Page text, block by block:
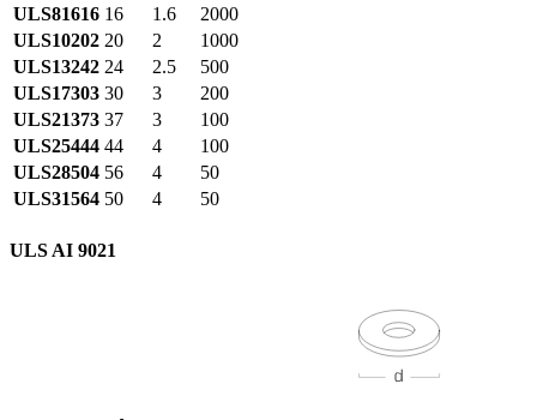
ULS81616 16 1.6
2000
ULS10202 20 2
1000
ULS13242 24 2.5
500
ULS17303 30 3
200
ULS21373 37 3
100
ULS25444 44 4
100
ULS28504 56 4
50
ULS31564 50 4 50
ULS AI 9021